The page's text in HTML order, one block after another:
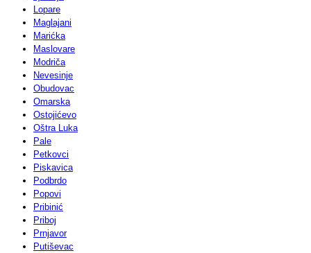
Lopare
Maglajani
Marićka
Maslovare
Modriča
Nevesinje
Obudovac
Omarska
Ostojićevo
Oštra Luka
Pale
Petkovci
Piskavica
Podbrdo
Popovi
Pribinić
Priboj
Prnjavor
Putiševac